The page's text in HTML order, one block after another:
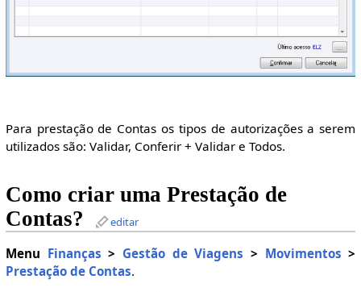
Para prestação de Contas os tipos de autorizações a serem
utilizados são: Validar, Conferir + Validar e Todos.
Como criar uma Prestação de
Contas?
editar
Menu Finanças > Gestão de Viagens > Movimentos >
Prestação de Contas.